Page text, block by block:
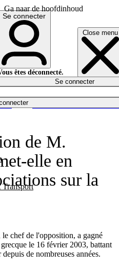
Ga naar de hoofdinhoud
Close menu
Transport
English
Deutsch
Español
Se connecter
êtes déconnecté.
Se connecter
de M.
elle en
sur la
chef de l'opposition, a gagné
le 16 février 2003, battant
de nombreuses années.